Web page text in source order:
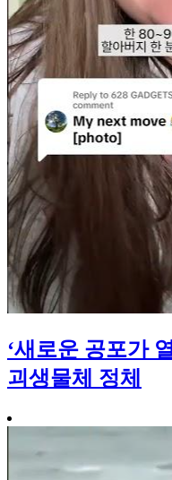
‘새로운 공포가
괴생물체 정체